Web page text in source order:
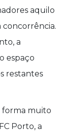
aquilo
a
espaço
restantes
forma muito
Porto, a